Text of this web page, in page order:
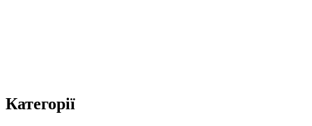
Категорії